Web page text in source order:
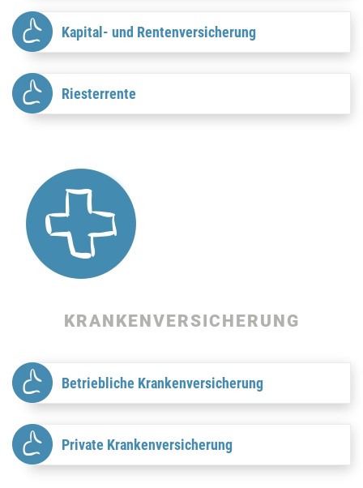
Kapital- und Rentenversicherung
Riesterrente
KRANKEN­VERSICHERUNG
Betriebliche Krankenversicherung
Private Krankenversicherung